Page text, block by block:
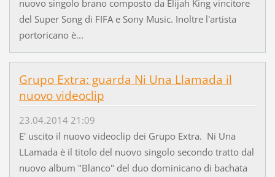
nuovo singolo brano composto da Elijah King vincitore
del Super Song di FIFA e Sony Music. Inoltre l'artista
portoricano è...
Grupo Extra: guarda Ni Una Llamada il
nuovo videoclip
23.04.2014 21:09
E' uscito il nuovo videoclip dei Grupo Extra. Ni Una
LLamada è il titolo del nuovo singolo secondo tratto dal
nuovo album "Blanco" del duo dominicano di bachata